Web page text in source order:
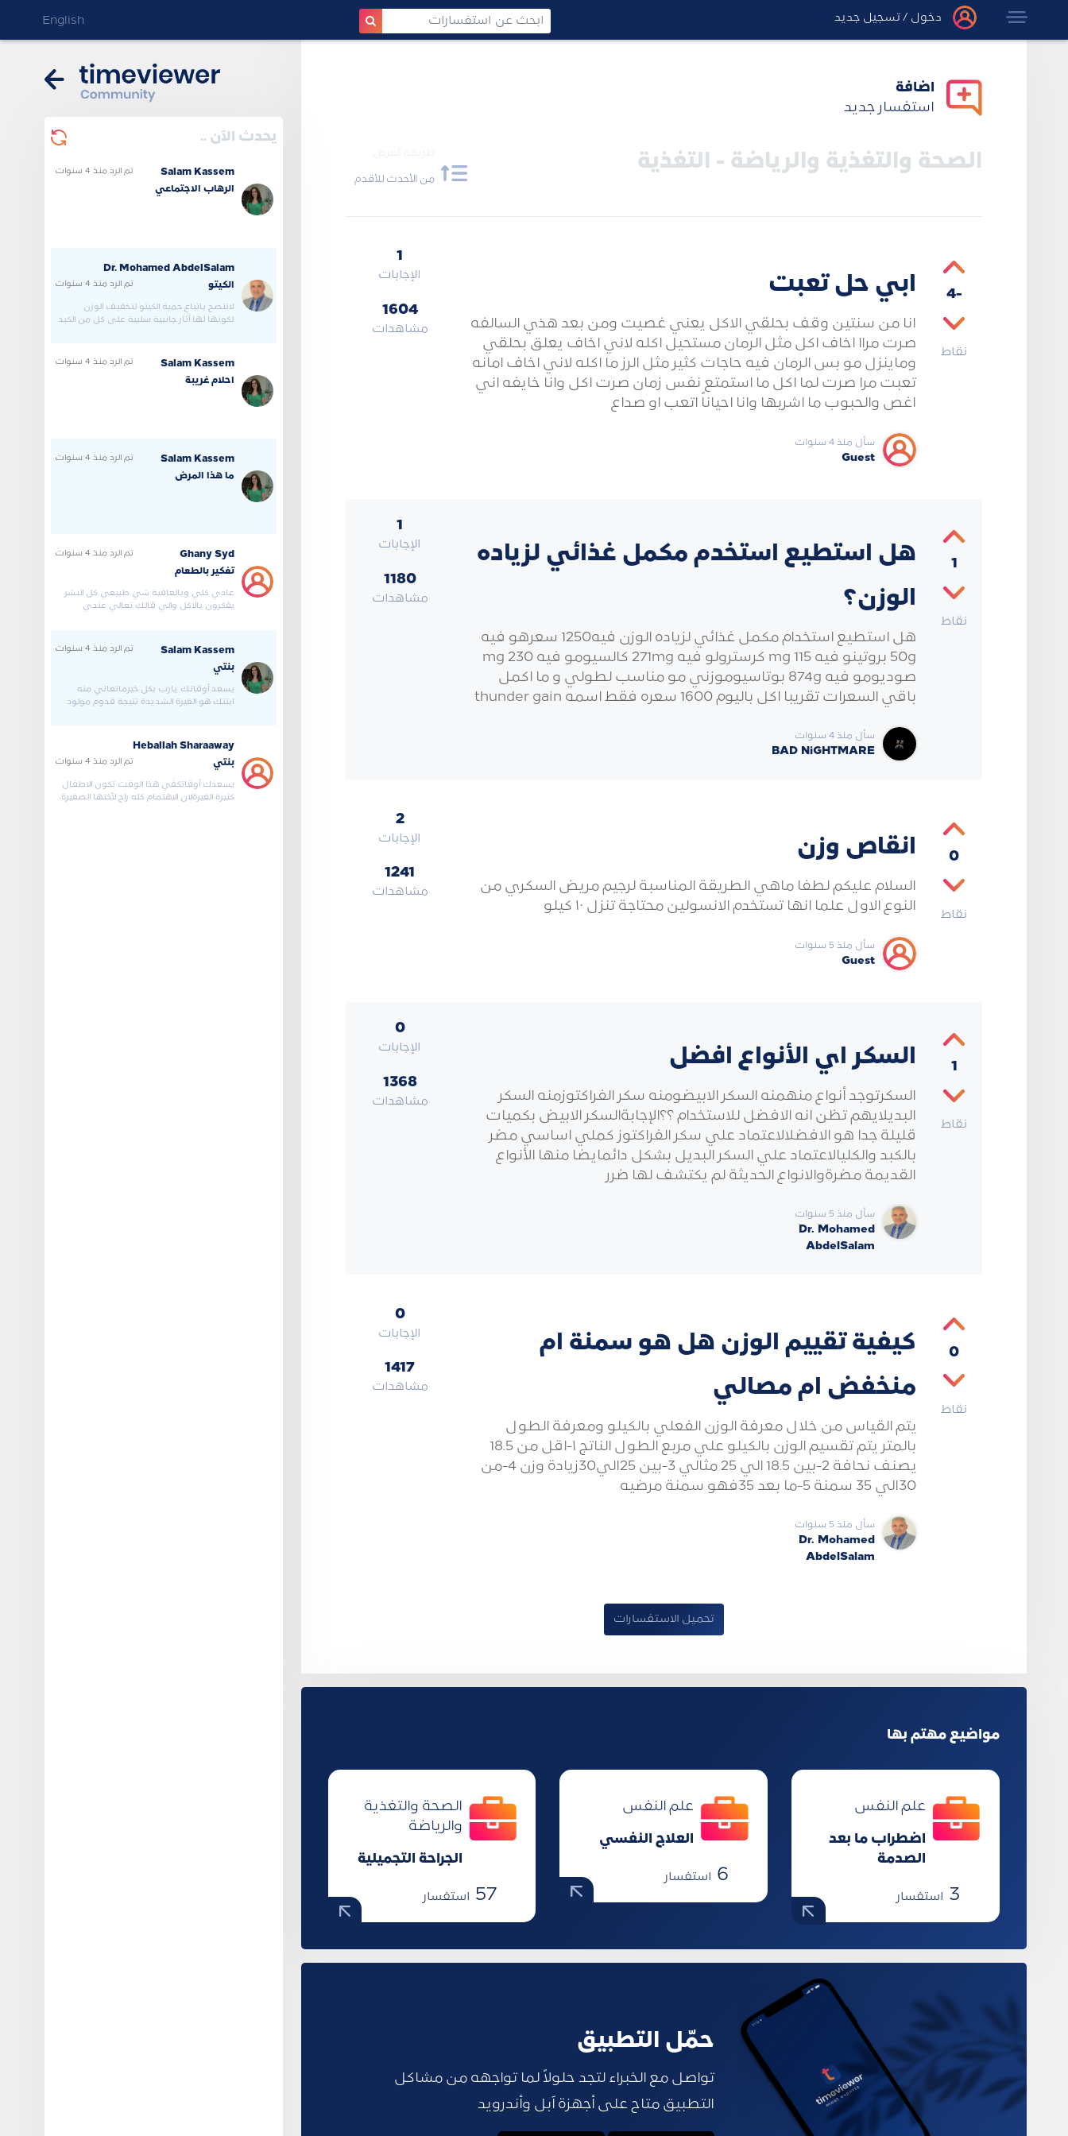
دخول / تسجيل جديد English
اضافة
استفسار جديد
من الأحدث للأقدم
الصحة والتغذية والرياضة - التغذية
-4
نقاط
ابي حل تعبت
انا من سنتين وقف بحلقي الاكل يعني غصيت ومن بعد هذي السالفه
صرت مراا اخاف اكل مثل الرمان مستحيل اكله لاني اخاف يعلق بحلقي
وماينزل مو بس الرمان فيه حاجات كثير مثل الرز ما اكله لاني اخاف امانه
تعبت مرا صرت لما اكل ما استمتع نفس زمان صرت اكل وانا خايفه اني
اغص والحبوب ما اشربها وانا احياناً اتعب او صداع
سأل منذ 4 سنوات
Guest
1
الإجابات
1604
مشاهدات
1
نقاط
هل استطيع استخدم مكمل غذائي لزياده
الوزن؟
هل استطيع استخدام مكمل غذائي لزياده الوزن فيه1250 سعرهو فيه
50g بروتينو فيه 115 mg كرسترولو فيه 271mg كالسيومو فيه 230 mg
صوديومو فيه 874g بوتاسيوموزني مو مناسب لطولي و ما اكمل
باقي السعرات تقريبا اكل باليوم 1600 سعره فقط اسمه thunder gain
سأل منذ 4 سنوات
BAD NiGHTMARE
1
الإجابات
1180
مشاهدات
0
نقاط
انقاص وزن
السلام عليكم لطفا ماهي الطريقة المناسبة لرجيم مريض السكري من
النوع الاول علما انها تستخدم الانسولين محتاجة تنزل ١٠ كيلو
سأل منذ 5 سنوات
Guest
2
الإجابات
1241
مشاهدات
1
نقاط
السكر اي الأنواع افضل
السكرتوجد أنواع منهمنه السكر الابيضومنه سكر الفراكتوزمنه السكر
البديلايهم تظن انه الافضل للاستخدام ؟؟الإجابةالسكر الابيض بكميات
قليلة جدا هو الافضلالاعتماد علي سكر الفراكتوز كملي اساسي مضر
بالكبد والكليالاعتماد علي السكر البديل بشكل دائمايضا منها الأنواع
القديمة مضرةوالانواع الحديثة لم يكتشف لها ضرر
سأل منذ 5 سنوات
Dr. Mohamed
AbdelSalam
0
الإجابات
1368
مشاهدات
0
نقاط
كيفية تقييم الوزن هل هو سمنة ام
منخفض ام مصالي
يتم القياس من خلال معرفة الوزن الفعلي بالكيلو ومعرفة الطول
بالمتر يتم تقسيم الوزن بالكيلو علي مربع الطول الناتج ١-اقل من 18.5
يصنف نحافة 2-بين 18.5 الي 25 مثالي 3-بين 25الي30زيادة وزن 4-من
30الي 35 سمنة 5-ما بعد 35فهو سمنة مرضيه
سأل منذ 5 سنوات
Dr. Mohamed
AbdelSalam
0
الإجابات
1417
مشاهدات
تحميل الاستفسارات
مواضيع مهتم بها
علم النفس
اضطراب ما بعد
الصدمة
3 استفسار
علم النفس
العلاج النفسي
6 استفسار
الصحة والتغذية
والرياضة
الجراحة التجميلية
57 استفسار
حمّل التطبيق
تواصل مع الخبراء لتجد حلولاً لما تواجهه من مشاكل
التطبيق متاح على أجهزة آبل وأندرويد
يحدث الآن ..
Salam Kassem تم الرد منذ 4 سنوات
الرهاب الاجتماعي
Dr. Mohamed AbdelSalam
تم الرد منذ 4 سنوات الكيتو
لاننصح باتباع حمية الكيتو لتخفيف الوزن
لكونها لها آثار جانبية سلبية علي كل من الكبد
Salam Kassem تم الرد منذ 4 سنوات
احلام غريبة
Salam Kassem تم الرد منذ 4 سنوات
ما هذا المرض
Ghany Syd تم الرد منذ 4 سنوات
تفكير بالطعام
عادي كلي وبالعافية شي طبيعي كل البشر
يفكرون بالاكل والي قالك تعالي عندي
Salam Kassem تم الرد منذ 4 سنوات
بنتي
يسعد أوقاتك يارب بكل خيرماتعاني منه
ابنتك هو الغيرة الشديدة نتيجة قدوم مولود
Heballah Sharaaway
تم الرد منذ 4 سنوات بنتي
يسعدك أوقاتكفي هذا الوقت تكون الاطفال
كثيرة الغيرةلان الاهتمام كله راح لأختها الصغيرة،